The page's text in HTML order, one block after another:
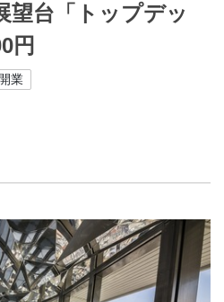
望台「トップデッ
円
業